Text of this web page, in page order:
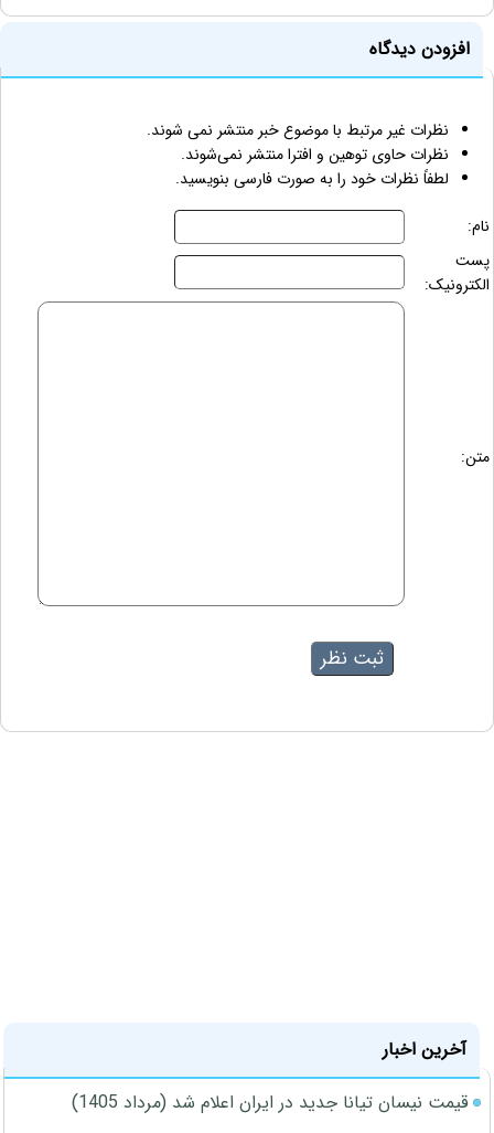
افزودن دیدگاه
نظرات غیر مرتبط با موضوع خبر منتشر نمی شوند.
نظرات حاوی توهین و افترا منتشر نمی‌شوند.
لطفاً نظرات خود را به صورت فارسی بنویسید.
نام:
پست
الکترونیک:
متن:
آخرین اخبار
قیمت نیسان تیانا جدید در ایران اعلام شد (مرداد 1405)